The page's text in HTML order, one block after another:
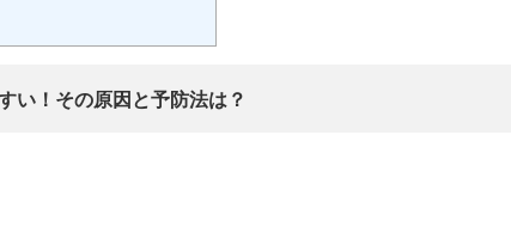
い！その原因と予防法は？